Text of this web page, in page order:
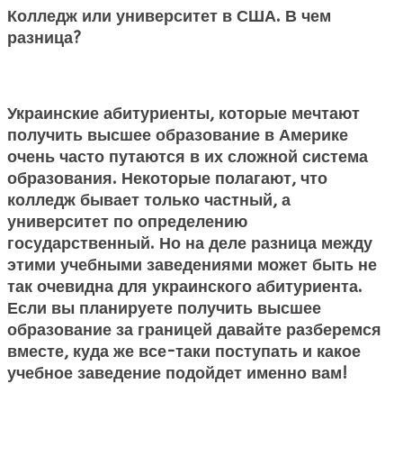
Колледж или университет в США. В чем
разница?
Украинские абитуриенты, которые мечтают
получить высшее образование в Америке
очень часто путаются в их сложной система
образования. Некоторые полагают, что
колледж бывает только частный, а
университет по определению
государственный. Но на деле разница между
этими учебными заведениями может быть не
так очевидна для украинского абитуриента.
Если вы планируете получить высшее
образование за границей давайте разберемся
вместе, куда же все-таки поступать и какое
учебное заведение подойдет именно вам!